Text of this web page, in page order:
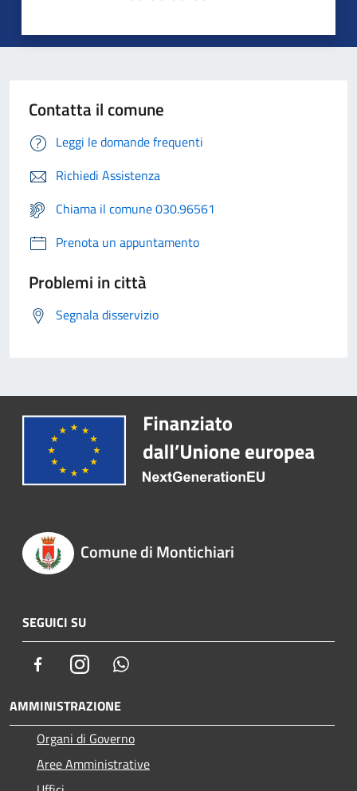
Contatta il comune
Leggi le domande frequenti
Richiedi Assistenza
Chiama il comune 030.96561
Prenota un appuntamento
Problemi in città
Segnala disservizio
Comune di Montichiari
SEGUICI SU
FacebookInstagram
AMMINISTRAZIONE
Organi di Governo
Aree Amministrative